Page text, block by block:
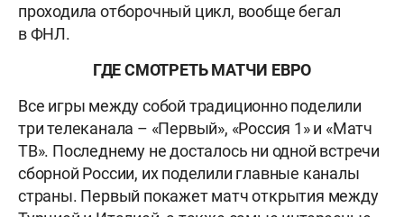
проходила отборочный цикл, вообще бегал
в ФНЛ.
ГДЕ СМОТРЕТЬ МАТЧИ ЕВРО
Все игры между собой традиционно поделили
три телеканала – «Первый», «Россия 1» и «Матч
ТВ». Последнему не досталось ни одной встречи
сборной России, их поделили главные каналы
страны. Первый покажет матч открытия между